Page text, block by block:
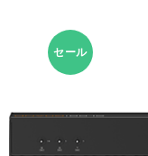
セール